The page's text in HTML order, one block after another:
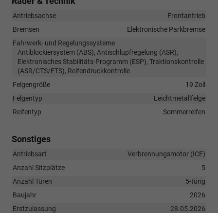
Antriebsachse
Frontantrieb
Bremsen
Elektronische Parkbremse
Fahrwerk- und Regelungssysteme
Antiblockiersystem (ABS), Antischlupfregelung (ASR),
Elektronisches Stabilitäts-Programm (ESP), Traktionskontrolle
(ASR/CTS/ETS), Reifendruckkontrolle
Felgengröße
19 Zoll
Felgentyp
Leichtmetallfelge
Reifentyp
Sommerreifen
Sonstiges
Antriebsart
Verbrennungsmotor (ICE)
Anzahl Sitzplätze
5
Anzahl Türen
5-türig
Baujahr
2026
Erstzulassung
28.05.2026